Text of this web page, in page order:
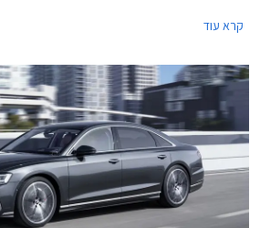
במחיר של החל מ- 1,350,000 ₪.
קרא עוד